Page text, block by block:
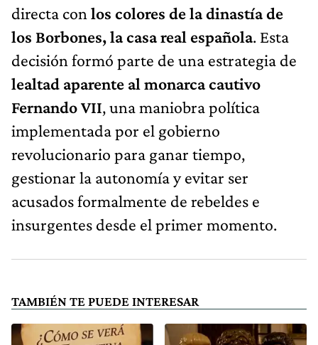
directa con los colores de la dinastía de
los Borbones, la casa real española. Esta
decisión formó parte de una estrategia de
lealtad aparente al monarca cautivo
Fernando VII, una maniobra política
implementada por el gobierno
revolucionario para ganar tiempo,
gestionar la autonomía y evitar ser
acusados formalmente de rebeldes e
insurgentes desde el primer momento.
TAMBIÉN TE PUEDE INTERESAR